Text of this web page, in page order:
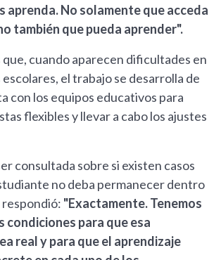
aprenda. No solamente que acceda
también que pueda aprender".
que, cuando aparecen dificultades en
el trabajo se desarrolla de
con los equipos educativos para
flexibles y llevar a cabo los ajustes
consultada sobre si existen casos
no deba permanecer dentro
respondió: "Exactamente. Tenemos
condiciones para que esa
real y para que el aprendizaje